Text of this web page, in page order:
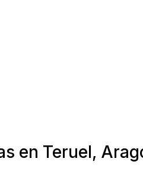
en Teruel,